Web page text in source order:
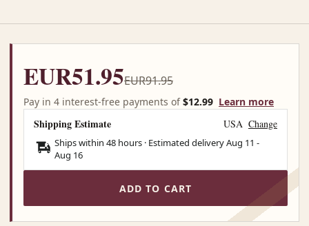
EUR51.95EUR91.95
Pay in 4 interest-free payments of$12.99 Learn more
Shipping Estimate USA Change
Ships within 48 hours · Estimated deliveryAug 11 -
Aug 16
ADD TO CART